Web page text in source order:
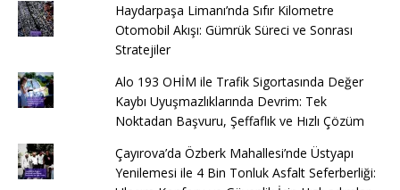
Haydarpaşa Limanı’nda Sıfır Kilometre
Otomobil Akışı: Gümrük Süreci ve Sonrası
Stratejiler
Alo 193 OHİM ile Trafik Sigortasında Değer
Kaybı Uyuşmazlıklarında Devrim: Tek
Noktadan Başvuru, Şeffaflık ve Hızlı Çözüm
Çayırova’da Özberk Mahallesi’nde Üstyapı
Yenilemesi ile 4 Bin Tonluk Asfalt Seferberliği: